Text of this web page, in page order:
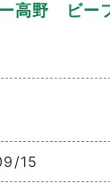
高野 ビー
15